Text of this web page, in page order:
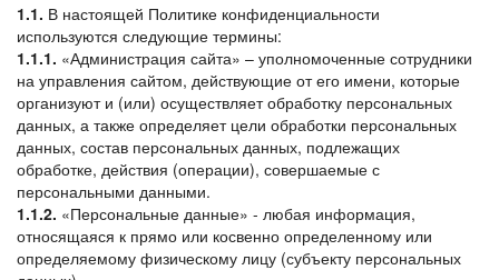
1.1. В настоящей Политике конфиденциальности
используются следующие термины:
1.1.1. «Администрация сайта» – уполномоченные сотрудники
на управления сайтом, действующие от его имени, которые
организуют и (или) осуществляет обработку персональных
данных, а также определяет цели обработки персональных
данных, состав персональных данных, подлежащих
обработке, действия (операции), совершаемые с
персональными данными.
1.1.2. «Персональные данные» - любая информация,
относящаяся к прямо или косвенно определенному или
определяемому физическому лицу (субъекту персональных